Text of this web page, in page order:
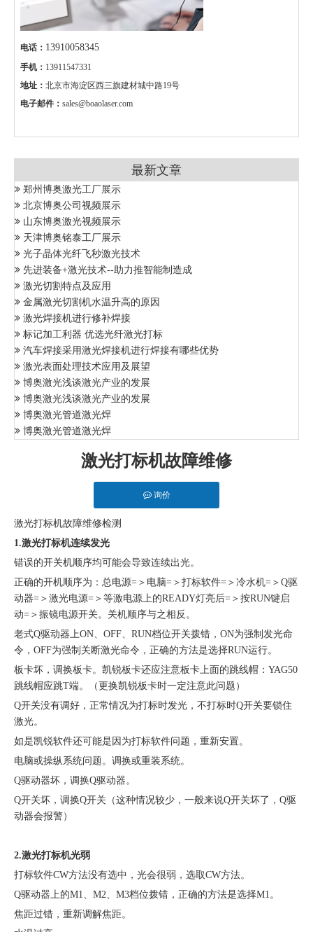
电话： 13910058345
手机： 13911547331
地址： 北京市海淀区西三旗建材城中路19号
电子邮件： sales@boaolaser.com
最新文章
郑州博奥激光工厂展示
北京博奥公司视频展示
山东博奥激光视频展示
天津博奥铭泰工厂展示
光子晶体光纤飞秒激光技术
先进装备+激光技术--助力推智能制造成
激光切割特点及应用
金属激光切割机水温升高的原因
激光焊接机进行修补焊接
标记加工利器 优选光纤激光打标
汽车焊接采用激光焊接机进行焊接有哪些优势
激光表面处理技术应用及展望
博奥激光浅谈激光产业的发展
博奥激光浅谈激光产业的发展
博奥激光管道激光焊
博奥激光管道激光焊
激光打标机故障维修
询价
激光打标机故障维修检测
1.激光打标机连续发光
错误的开关机顺序均可能会导致连续出光。
正确的开机顺序为：总电源=＞电脑=＞打标软件=＞冷水机=＞Q驱
动器=＞激光电源=＞等激电源上的READY灯亮后=＞按RUN键启
动=＞振镜电源开关。关机顺序与之相反。
老式Q驱动器上ON、OFF、RUN档位开关拨错，ON为强制发光命
令，OFF为强制关断激光命令，正确的方法是选择RUN运行。
板卡坏，调换板卡。凯锐板卡还应注意板卡上面的跳线帽：YAG50
跳线帽应跳T端。（更换凯锐板卡时一定注意此问题）
Q开关没有调好，正常情况为打标时发光，不打标时Q开关要锁住
激光。
如是凯锐软件还可能是因为打标软件问题，重新安置。
电脑或操纵系统问题。调换或重装系统。
Q驱动器坏，调换Q驱动器。
Q开关坏，调换Q开关（这种情况较少，一般来说Q开关坏了，Q驱
动器会报警）
2.激光打标机光弱
打标软件CW方法没有选中，光会很弱，选取CW方法。
Q驱动器上的M1、M2、M3档位拨错，正确的方法是选择M1。
焦距过错，重新调解焦距。